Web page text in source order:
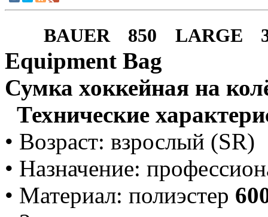
BAUER 850 LARGE
Equipment Bag
Сумка хоккейная на
Технические
• Возраст: взрослый (SR)
• Назначение:
• Материал: полиэстер